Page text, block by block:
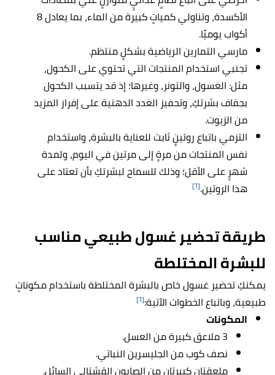
الأكسدة، وتناولي كمياتٍ كبيرة من الماء، بما يعادل 8
أكواب يوميًا.
مارسي التمارين الرياضية بشكلٍ منتظم.
تجنبي استخدام المنتجات التي تحتوي على الكحول،
مثل: الغسول، والتونر، وغيرها؛ إذ قد يتسبب الكحول
بجفاف بشرتكِ، وتحفيز الغدد الدهنية على إفراز المزيد
من الزيوت.
التزمي باتباع روتينٍ ثابت للعناية بالبشرة، واستخدام
نفس المنتجات من مرةٍ إلى مرتين في اليوم، ولمدة
شهرٍ على الأقل؛ وذلك للسماح لبشرتكِ بأن تعتاد على
هذا الروتين.[٦]
طريقة تحضير غسول طبيعي مناسب
للبشرة المختلطة
يمكنكِ تحضير غسول خاص بالبشرة المختلطة باستخدام مكوناتٍ
طبيعية، وباتباع الخطوات الآتية:[٦]
المكونات
3 ملاعق كبيرة من العسل.
نصف كوب من الجليسرين النباتي.
ملعقتان كبيرتان من الصابون القشتالي السائل.